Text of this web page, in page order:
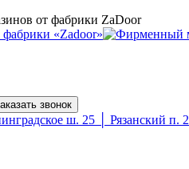
от фабрики ZaDoor
звонок
ш. 25 │ Рязанский п. 2